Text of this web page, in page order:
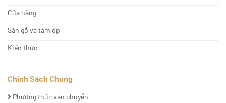
Cửa hàng
Sàn gỗ và tấm ốp
Kiến thức
Chính Sách Chung
Phương thức vận chuyển